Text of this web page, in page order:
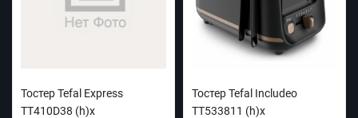
Тостер Tefal Express
TT410D38 (h)x
Тостер Tefal Includeo
TT533811 (h)x